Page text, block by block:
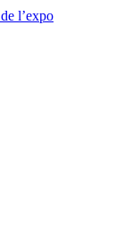
l’expo